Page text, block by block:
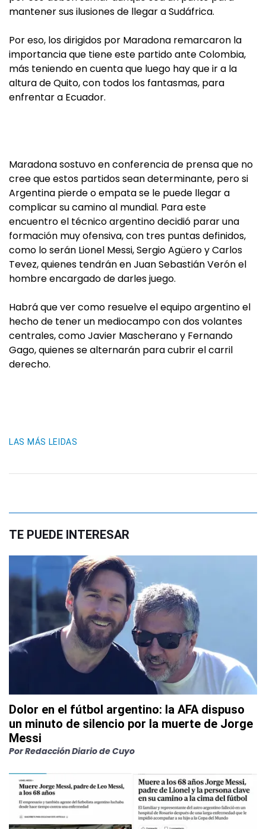
mantener sus ilusiones de llegar a Sudáfrica.
Por eso, los dirigidos por Maradona remarcaron la
importancia que tiene este partido ante Colombia,
más teniendo en cuenta que luego hay que ir a la
altura de Quito, con todos los fantasmas, para
enfrentar a Ecuador.
Maradona sostuvo en conferencia de prensa que no
cree que estos partidos sean determinante, pero si
Argentina pierde o empata se le puede llegar a
complicar su camino al mundial. Para este
encuentro el técnico argentino decidió parar una
formación muy ofensiva, con tres puntas definidos,
como lo serán Lionel Messi, Sergio Agüero y Carlos
Tevez, quienes tendrán en Juan Sebastián Verón el
hombre encargado de darles juego.
Habrá que ver como resuelve el equipo argentino el
hecho de tener un mediocampo con dos volantes
centrales, como Javier Mascherano y Fernando
Gago, quienes se alternarán para cubrir el carril
derecho.
LAS MÁS LEIDAS
TE PUEDE INTERESAR
Dolor en el fútbol argentino: la AFA dispuso
un minuto de silencio por la muerte de Jorge
Messi
PorRedacción Diario de Cuyo